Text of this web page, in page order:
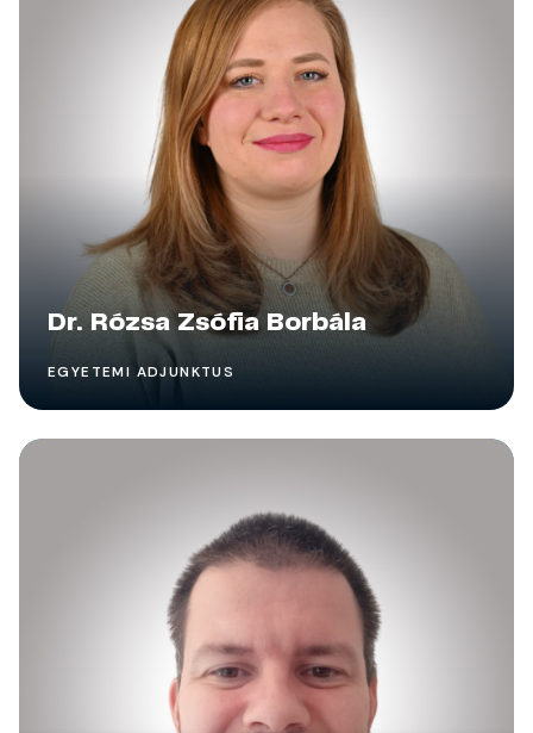
Dr. Rózsa Zsófia Borbála
EGYETEMI ADJUNKTUS